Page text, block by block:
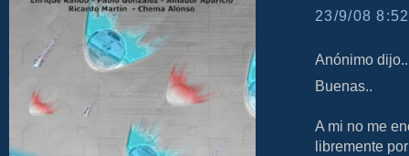
23/9/08
Anónimo
Buenas..
A mi no me
libremente